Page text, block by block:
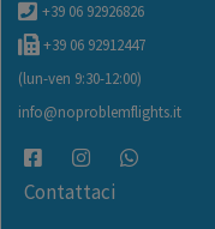
+39 06 92926826
+39 06 92912447
(lun-ven 9:30-12:00)
info@noproblemflights.it
Contattaci